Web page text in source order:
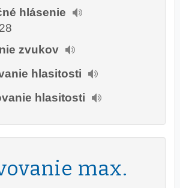
hlásenie
zvukov
hlasitosti
hlasitosti
max.